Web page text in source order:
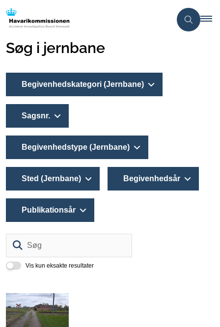
Søg i jernbane
Vis kun eksakte resultater
Begivenhedskategori (Jernbane)
Sagsnr.
Begivenhedstype (Jernbane)
Sted (Jernbane) Begivenhedsår
Publikationsår